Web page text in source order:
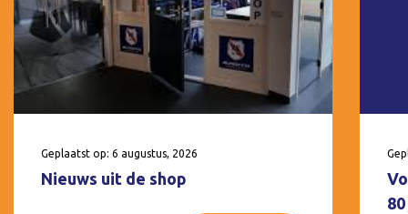
Geplaatst op: 6 augustus, 2026
Nieuws uit de shop